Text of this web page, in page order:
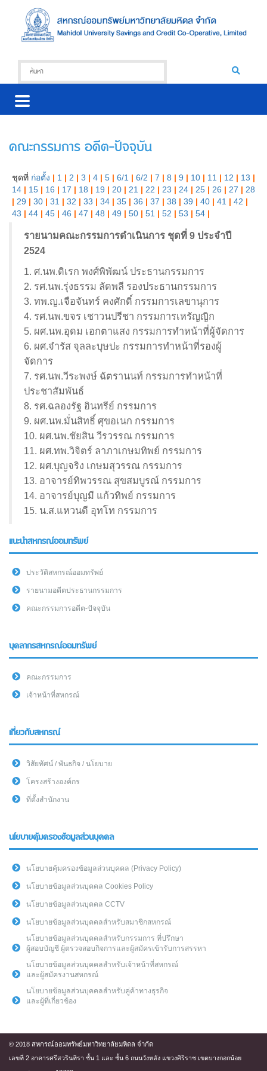
คณะกรรมการ อดีต-ปัจจุบัน
ชุดที่ ก่อตั้ง | 1 | 2 | 3 | 4 | 5 | 6/1 | 6/2 | 7 | 8 | 9 | 10 | 11 | 12 | 13 |
14 | 15 | 16 | 17 | 18 | 19 | 20 | 21 | 22 | 23 | 24 | 25 | 26 | 27 | 28
| 29 | 30 | 31 | 32 | 33 | 34 | 35 | 36 | 37 | 38 | 39 | 40 | 41 | 42 |
43 | 44 | 45 | 46 | 47 | 48 | 49 | 50 | 51 | 52 | 53 | 54 |
รายนามคณะกรรมการดำเนินการ ชุดที่ 9 ประจำปี
2524
1. ศ.นพ.ดิเรก พงศ์พิพัฒน์ ประธานกรรมการ
2. รศ.นพ.รุ่งธรรม ลัดพลี รองประธานกรรมการ
3. ทพ.ญ.เจือจันทร์ คงศักดิ์ กรรมการเลขานุการ
4. รศ.นพ.ขจร เชาวนปรีชา กรรมการเหรัญญิก
5. ผศ.นพ.อุดม เอกตาแสง กรรมการทำหน้าที่ผู้จัดการ
6. ผศ.จำรัส จุลละบุษปะ กรรมการทำหน้าที่รองผู้
จัดการ
7. รศ.นพ.วีระพงษ์ ฉัตรานนท์ กรรมการทำหน้าที่
ประชาสัมพันธ์
8. รศ.ฉลองรัฐ อินทรีย์ กรรมการ
9. ผศ.นพ.มั่นสิทธิ์ ศุขอเนก กรรมการ
10. ผศ.นพ.ชัยสิน วีรวรรณ กรรมการ
11. ผศ.ทพ.วิจิตร์ ลาภาเกษมทิพย์ กรรมการ
12. ผศ.บุญจริง เกษมสุวรรณ กรรมการ
13. อาจารย์ทิพวรรณ สุขสมบูรณ์ กรรมการ
14. อาจารย์บุญมี แก้วทิพย์ กรรมการ
15. น.ส.แหวนดี อุทโท กรรมการ
แนะนำสหกรณ์ออมทรัพย์
ประวัติสหกรณ์ออมทรัพย์
รายนามอดีตประธานกรรมการ
คณะกรรมการอดีต-ปัจจุบัน
บุคลากรสหกรณ์ออมทรัพย์
คณะกรรมการ
เจ้าหน้าที่สหกรณ์
เกี่ยวกับสหกรณ์
วิสัยทัศน์ / พันธกิจ / นโยบาย
โครงสร้างองค์กร
ที่ตั้งสำนักงาน
นโยบายคุ้มครองข้อมูลส่วนบุคคล
นโยบายคุ้มครองข้อมูลส่วนบุคคล (Privacy Policy)
นโยบายข้อมูลส่วนบุคคล Cookies Policy
นโยบายข้อมูลส่วนบุคคล CCTV
นโยบายข้อมูลส่วนบุคคลสำหรับสมาชิกสหกรณ์
นโยบายข้อมูลส่วนบุคคลสำหรับกรรมการ ที่ปรึกษา
ผู้สอบบัญชี ผู้ตรวจสอบกิจการและผู้สมัครเข้ารับการสรรหา
นโยบายข้อมูลส่วนบุคคลสำหรับเจ้าหน้าที่สหกรณ์
และผู้สมัครงานสหกรณ์
นโยบายข้อมูลส่วนบุคคลสำหรับคู่ค้าทางธุรกิจ
และผู้ที่เกี่ยวข้อง
© 2018 สหกรณ์ออมทรัพย์มหาวิทยาลัยมหิดล จำกัด
เลขที่ 2 อาคารศรีสวรินทิรา ชั้น 1 และ ชั้น 6 ถนนวังหลัง แขวงศิริราช เขตบางกอกน้อย